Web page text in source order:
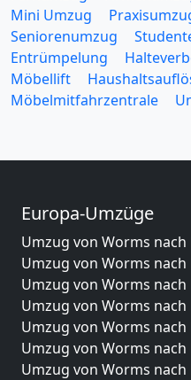
Mini Umzug
Seniorenumzug
Entrümpelung
Möbellift
Möbelmitfahrzentrale
Europa-Umzüge
Umzug von Worms nach
Umzug von Worms nach
Umzug von Worms nach
Umzug von Worms
Umzug von Worms nach
Umzug von Worms
Umzug von Worms